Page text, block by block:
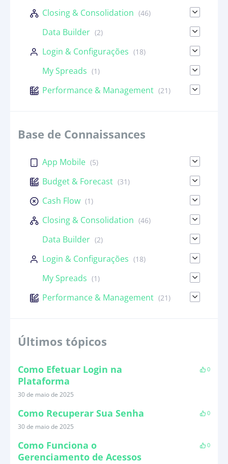
Closing & Consolidation (46)
Data Builder (2)
Login & Configurações (18)
My Spreads (1)
Performance & Management (21)
Base de Connaissances
App Mobile (5)
Budget & Forecast (31)
Cash Flow (1)
Closing & Consolidation (46)
Data Builder (2)
Login & Configurações (18)
My Spreads (1)
Performance & Management (21)
Últimos tópicos
Como Efetuar Login na
Plataforma
30 de maio de 2025
0
Como Recuperar Sua Senha
30 de maio de 2025
0
Como Funciona o
Gerenciamento de Acessos
0